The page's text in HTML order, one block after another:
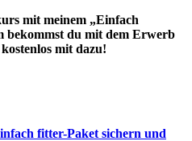
mit meinem „Einfach
bekommst du mit dem Erwerb
mit dazu!
fitter-Paket sichern und